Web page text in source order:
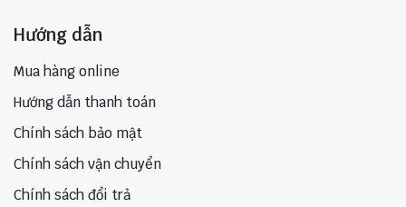
Hướng dẫn
Mua hàng online
Hướng dẫn thanh toán
Chính sách bảo mật
Chính sách vận chuyển
Chính sách đổi trả